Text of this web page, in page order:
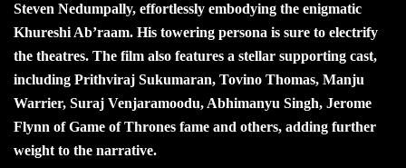
Steven Nedumpally, effortlessly embodying the enigmatic
Khureshi Ab’raam. His towering persona is sure to electrify
the theatres. The film also features a stellar supporting cast,
including Prithviraj Sukumaran, Tovino Thomas, Manju
Warrier, Suraj Venjaramoodu, Abhimanyu Singh, Jerome
Flynn of Game of Thrones fame and others, adding further
weight to the narrative.